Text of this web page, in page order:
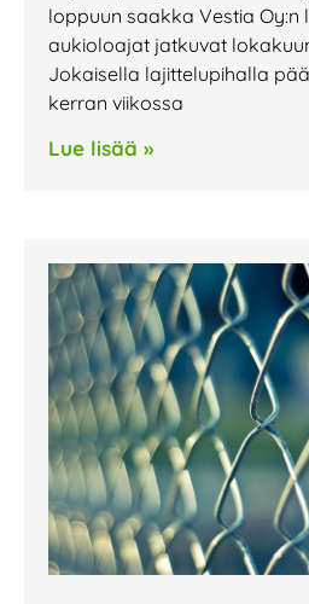
loppuun saakka Vestia Oy:n
aukioloajat jatkuvat
Jokaisella lajittelupihalla
kerran viikossa
Lue lisää »